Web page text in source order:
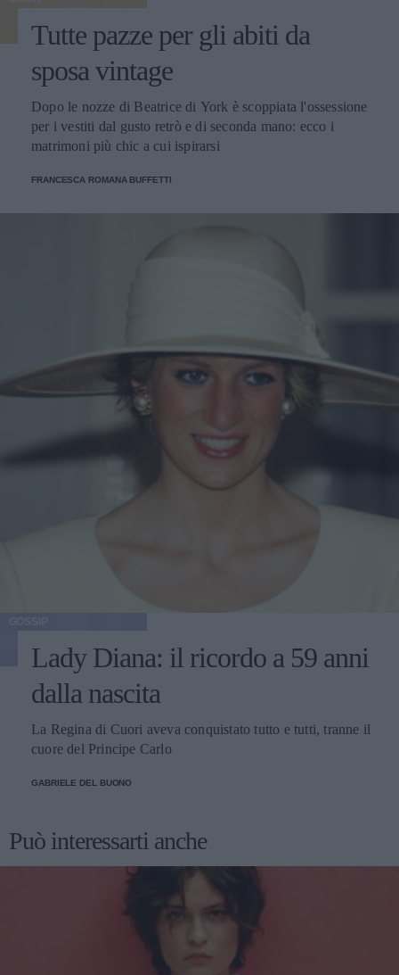
Tutte pazze per gli abiti da
sposa vintage
Dopo le nozze di Beatrice di York è scoppiata l'ossessione
per i vestiti dal gusto retrò e di seconda mano: ecco i
matrimoni più chic a cui ispirarsi
FRANCESCA ROMANA BUFFETTI
Lady Diana: il ricordo a 59 anni
dalla nascita
La Regina di Cuori aveva conquistato tutto e tutti, tranne il
cuore del Principe Carlo
GABRIELE DEL BUONO
Può interessarti anche